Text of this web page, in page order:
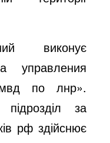
виконує
управления
мвд по лнр».
підрозділ за
рф здійснює